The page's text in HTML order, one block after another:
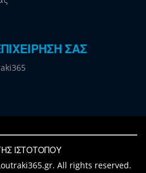
ΣΑΣ
ΙΣΤΟΤΟΠΟΥ
All rights reserved.